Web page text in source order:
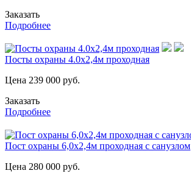
Заказать
Подробнее
Посты охраны 4.0х2,4м проходная
Цена 239 000 руб.
Заказать
Подробнее
Пост охраны 6,0х2,4м проходная с санузлом
Цена 280 000 руб.